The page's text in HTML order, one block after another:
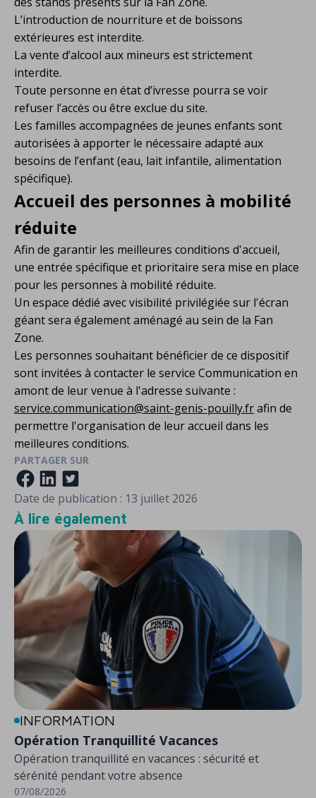
L’introduction de nourriture et de boissons
extérieures est interdite.
La vente d’alcool aux mineurs est strictement
interdite.
Toute personne en état d’ivresse pourra se voir
refuser l’accès ou être exclue du site.
Les familles accompagnées de jeunes enfants sont
autorisées à apporter le nécessaire adapté aux
besoins de l’enfant (eau, lait infantile, alimentation
spécifique).
Accueil des personnes à mobilité
réduite
Afin de garantir les meilleures conditions d'accueil,
une entrée spécifique et prioritaire sera mise en place
pour les personnes à mobilité réduite.
Un espace dédié avec visibilité privilégiée sur l'écran
géant sera également aménagé au sein de la Fan
Zone.
Les personnes souhaitant bénéficier de ce dispositif
sont invitées à contacter le service Communication en
amont de leur venue à l'adresse suivante :
service.communication@saint-genis-pouilly.frafin de
permettre l'organisation de leur accueil dans les
meilleures conditions.
PARTAGER SUR
Date de publication : 13 juillet 2026
À lire également
INFORMATION
Opération Tranquillité Vacances
Opération tranquillité en vacances : sécurité et
sérénité pendant votre absence
07/08/2026